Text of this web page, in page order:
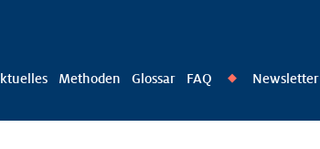
Methoden Glossar FAQ ◆ Newsletter